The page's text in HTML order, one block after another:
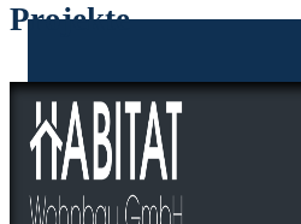
Projekte